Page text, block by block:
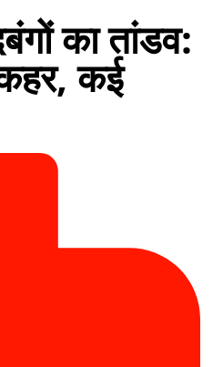
का तांडव:
कहर, कई